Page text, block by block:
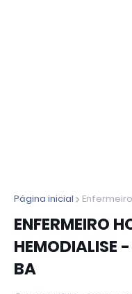
Página inicial Enfermeiro
ENFERMEIRO
BA